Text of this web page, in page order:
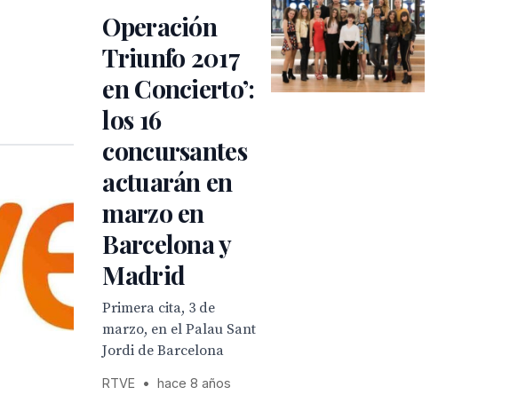
Operación
Triunfo 2017
en Concierto’:
los 16
concursantes
actuarán en
marzo en
Barcelona y
Madrid
Primera cita, 3 de
marzo, en el Palau Sant
Jordi de Barcelona
RTVE • hace 8 años